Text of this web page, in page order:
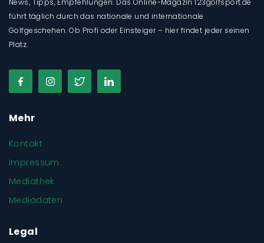
News, Tipps, Empfehlungen: Das Online-Magazin 123golfsport.de
führt täglich durch das nationale und internationale
Golfgeschehen. Ob Profi oder Einsteiger – hier findet jeder seinen
Platz.
Mehr
Kontakt
Impressum
Mediathek
Mediadaten
Legal